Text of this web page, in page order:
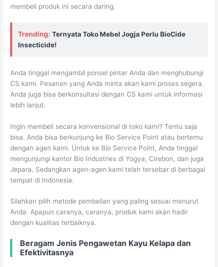
membeli produk ini secara daring.
Trending: Ternyata Toko Mebel Jogja Perlu BioCide
Insecticide!
Anda tinggal mengambil ponsel pintar Anda dan menghubungi
CS kami. Pesanan yang Anda minta akan kami proses segera.
Anda juga bisa berkonsultasi dengan CS kami untuk informasi
lebih lanjut.
Ingin membeli secara konvensional di toko kami? Tentu saja
bisa. Anda bisa berkunjung ke Bio Service Point atau bertemu
dengan agen kami. Untuk ke Bio Service Point, Anda tinggal
mengunjungi kantor Bio Industries di Yogya, Cirebon, dan juga
Jepara. Sedangkan agen-agen kami telah tersebar di berbagai
tempat di Indonesia.
Silahkan pilih metode pembelian yang paling sesuai menurut
Anda. Apapun caranya, caranya, produk kami akan hadir
dengan kualitas terbaiknya.
Beragam Jenis Pengawetan Kayu Kelapa dan
Efektivitasnya